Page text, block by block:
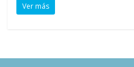
Ver más